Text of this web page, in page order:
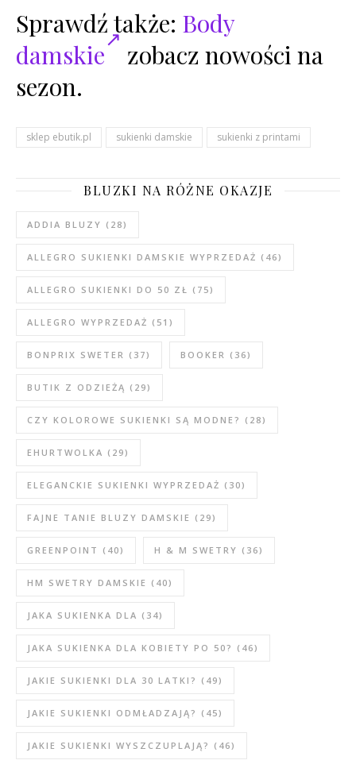
Sprawdź także: Body
damskie
zobacz nowości na
sezon.
sklep ebutik.pl sukienki damskie sukienki z printami
BLUZKI NA RÓŻNE OKAZJE
ADDIA BLUZY (28)
ALLEGRO SUKIENKI DAMSKIE WYPRZEDAŻ (46)
ALLEGRO SUKIENKI DO 50 ZŁ (75)
ALLEGRO WYPRZEDAŻ (51)
BONPRIX SWETER (37) BOOKER (36)
BUTIK Z ODZIEŻĄ (29)
CZY KOLOROWE SUKIENKI SĄ MODNE? (28)
EHURTWOLKA (29)
ELEGANCKIE SUKIENKI WYPRZEDAŻ (30)
FAJNE TANIE BLUZY DAMSKIE (29)
GREENPOINT (40) H & M SWETRY (36)
HM SWETRY DAMSKIE (40)
JAKA SUKIENKA DLA (34)
JAKA SUKIENKA DLA KOBIETY PO 50? (46)
JAKIE SUKIENKI DLA 30 LATKI? (49)
JAKIE SUKIENKI ODMŁADZAJĄ? (45)
JAKIE SUKIENKI WYSZCZUPLAJĄ? (46)